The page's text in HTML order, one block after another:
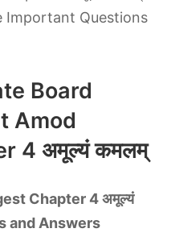
Important Questions
Board
Amod
4 अमूल्यं कमलम्
Chapter 4 अमूल्यं
and Answers